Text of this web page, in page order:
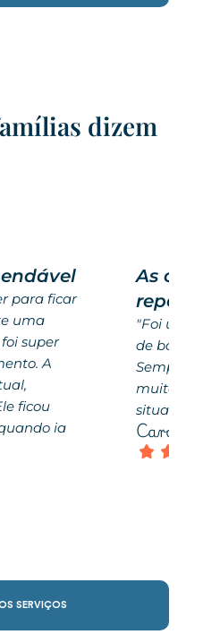
dizem
para ficar
uma
super
A
ficou
ia
As
repetir!
"Foi um
de
Sempre
muito
SERVIÇOS